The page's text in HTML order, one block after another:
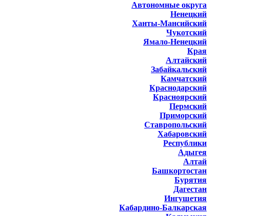
Автономные округа
Ненецкий
Ханты-Мансийский
Чукотский
Ямало-Ненецкий
Края
Алтайский
Забайкальский
Камчатский
Краснодарский
Красноярский
Пермский
Приморский
Ставропольский
Хабаровский
Республики
Адыгея
Алтай
Башкортостан
Бурятия
Дагестан
Ингушетия
Кабардино-Балкарская